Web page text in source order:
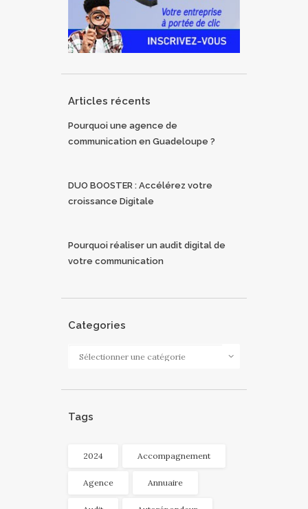
Articles récents
Pourquoi une agence de
communication en Guadeloupe ?
DUO BOOSTER : Accélérez votre
croissance Digitale
Pourquoi réaliser un audit digital de
votre communication
Categories
Tags
2024 Accompagnement
Agence Annuaire